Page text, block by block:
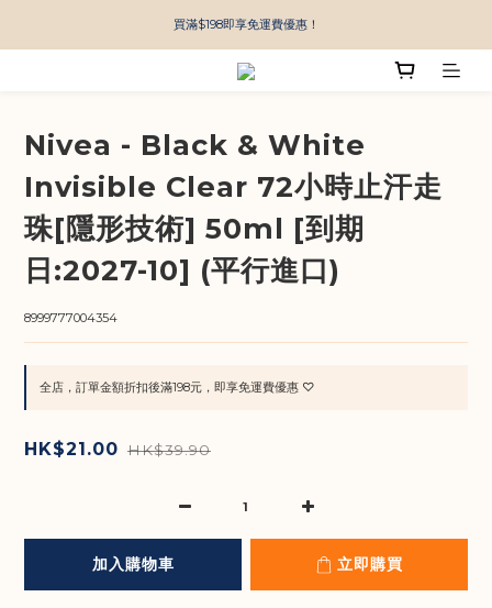
買滿$198即享免運費優惠！
Nivea - Black & White
Invisible Clear 72小時止汗走
珠[隱形技術] 50ml [到期
日:2027-10] (平行進口)
8999777004354
全店，訂單金額折扣後滿198元，即享免運費優惠 ♡
HK$21.00 HK$39.90
加入購物車 立即購買